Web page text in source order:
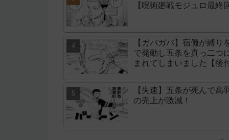
【呪術廻戦モジュロ最終
【ガバガバ】宿儺が縛
で発動し五条を真っ二つ
まれてしまいました【後
【失速】五条が死んで
の売上が激減！